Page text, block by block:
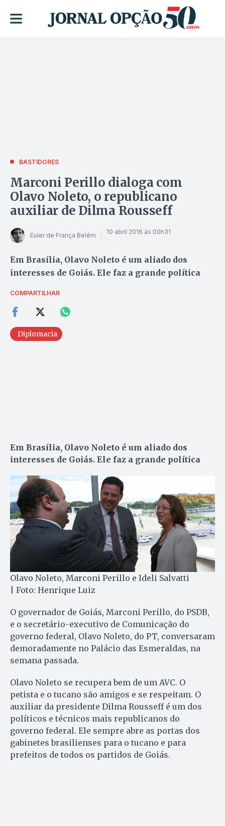
BASTIDORES
Marconi Perillo dialoga com
Olavo Noleto, o republicano
auxiliar de Dilma Rousseff
Euler de França Belém 10 abril 2016 às 00h31
Em Brasília, Olavo Noleto é um aliado dos
interesses de Goiás. Ele faz a grande política
COMPARTILHAR
Diplomacia
Em Brasília, Olavo Noleto é um aliado dos
interesses de Goiás. Ele faz a grande política
Olavo Noleto, Marconi Perillo e Ideli Salvatti
| Foto: Henrique Luiz
O governador de Goiás, Marconi Perillo, do PSDB,
e o secretário-executivo de Comunicação do
governo federal, Olavo Noleto, do PT, conversaram
demoradamente no Palácio das Esmeraldas, na
semana passada.
Olavo Noleto se recupera bem de um AVC. O
petista e o tucano são amigos e se respeitam. O
auxiliar da presidente Dilma Rousseff é um dos
políticos e técnicos mais republicanos do
governo federal. Ele sempre abre as portas dos
gabinetes brasilienses para o tucano e para
prefeitos de todos os partidos de Goiás.